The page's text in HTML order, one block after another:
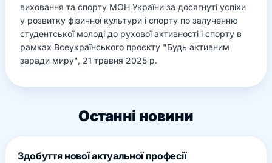
виховання та спорту МОН України за досягнуті успіхи
у розвитку фізичної культури і спорту по залученню
студентської молоді до рухової активності і спорту в
рамках Всеукраїнського проєкту "Будь активним
заради миру", 21 травня 2025 р.
Останні новини
Здобуття нової актуальної професії